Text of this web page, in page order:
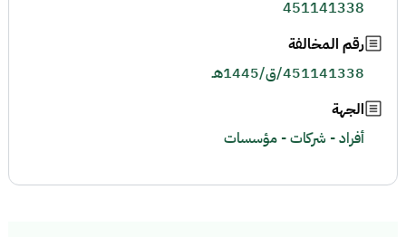
451141338
رقم المخالفة
451141338/ق/1445هـ
الجهة
أفراد - شركات - مؤسسات